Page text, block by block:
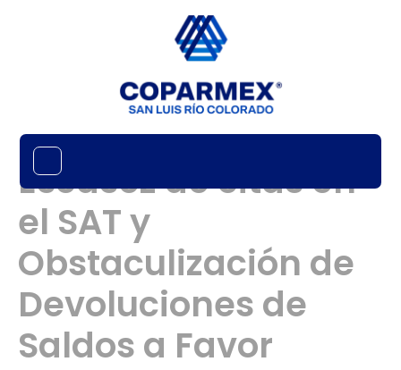
Escasez de citas en
el SAT y
Obstaculización de
Devoluciones de
Saldos a Favor